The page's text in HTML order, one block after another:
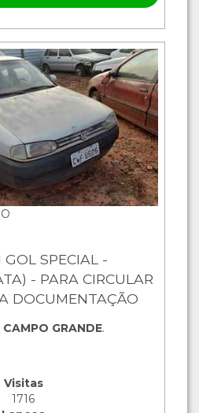
SPECIAL -
- PARA CIRCULAR
DOCUMENTAÇÃO
CAMPO GRANDE.
Visitas
1716